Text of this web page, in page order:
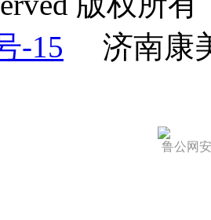
-15 济南康
鲁公网